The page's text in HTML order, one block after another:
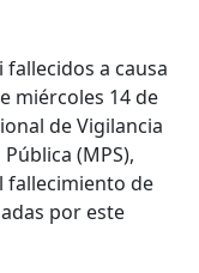
fallecidos a causa
miércoles 14 de
de Vigilancia
(MPS),
fallecimiento de
por este